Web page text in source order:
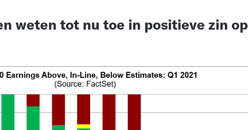
weten tot nu toe in positieve zin op